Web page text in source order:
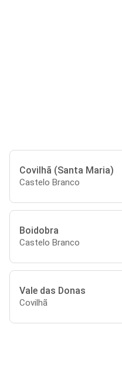
Covilhã (Santa Maria)
Castelo Branco
Boidobra
Castelo Branco
Vale das Donas
Covilhã